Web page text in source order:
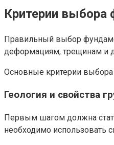
Критерии выбора
Правильный выбор
деформациям, трещинам и
Основные критерии выбора
Геология и свойства
Первым шагом должна
необходимо использовать